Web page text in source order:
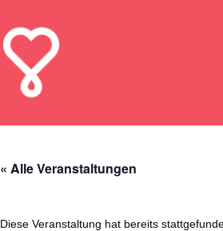
« Alle Veranstaltungen
Diese Veranstaltung hat bereits